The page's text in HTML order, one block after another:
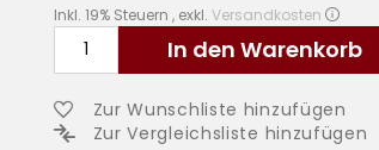
Inkl. 19% Steuern , exkl. Versandkosten
In den Warenkorb
Zur Wunschliste hinzufügen
Zur Vergleichsliste hinzufügen